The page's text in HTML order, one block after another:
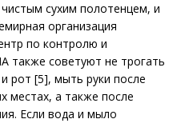
сухим полотенцем, и
организация
по контролю и
также советуют не трогать
рот [5], мыть руки после
местах, а также после
Если вода и мыло